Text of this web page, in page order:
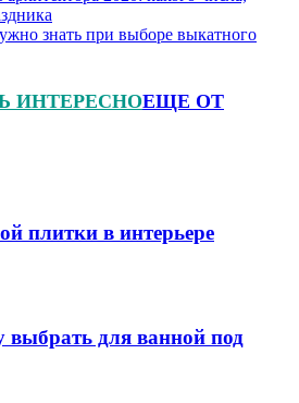
знать при выборе выкатного
ИНТЕРЕСНОЕЩЕ ОТ
плитки в интерьере
для ванной под